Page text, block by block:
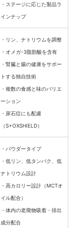
・ステージに応じた製品ラ
インナップ
・リン、ナトリウムを調整
・オメガ-3脂肪酸を含有
・腎臓と腸の健康をサポー
トする独自技術
・複数の食感と味のバリエ
ーション
・尿石症にも配慮
（S+OXSHIELD）
・パウダータイプ
・低リン、低タンパク、低
ナトリウム設計
・高カロリー設計（MCTオ
イル配合）
・体内の老廃物吸着・排出
成分配合